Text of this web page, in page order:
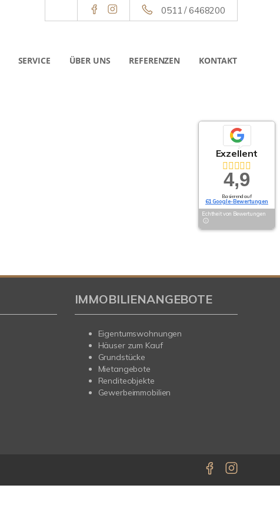
0511 / 6468200
SERVICE ÜBER UNS REFERENZEN KONTAKT
Exzellent
4,9
Basierend auf
61 Google-Bewertungen
Echtheit von Bewertungen
IMMOBILIENANGEBOTE
Eigentumswohnungen
Häuser zum Kauf
Grundstücke
Mietangebote
Renditeobjekte
Gewerbeimmobilien